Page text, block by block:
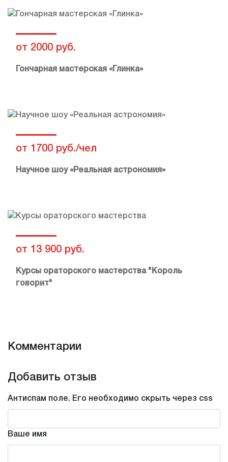
от 2000 руб.
Гончарная мастерская «Глинка»
от 1700 руб./чел
Научное шоу «Реальная астрономия»
от 13 900 руб.
Курсы ораторского мастерства "Король
говорит"
Комментарии
Добавить отзыв
Антиспам поле. Его необходимо скрыть через css
Ваше имя